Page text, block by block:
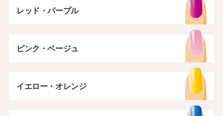
レッド・パープル
ピンク・ベージュ
イエロー・オレンジ